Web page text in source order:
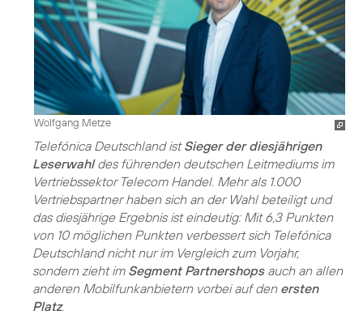
Wolfgang Metze
Telefónica Deutschland istSieger der diesjährigen
Leserwahldes führenden deutschen Leitmediums im
Vertriebssektor Telecom Handel. Mehr als 1.000
Vertriebspartner haben sich an der Wahl beteiligt und
das diesjährige Ergebnis ist eindeutig: Mit 6,3 Punkten
von 10 möglichen Punkten verbessert sich Telefónica
Deutschland nicht nur im Vergleich zum Vorjahr,
sondern zieht im Segment Partnershopsauch an allen
anderen Mobilfunkanbietern vorbei auf den ersten
Platz.